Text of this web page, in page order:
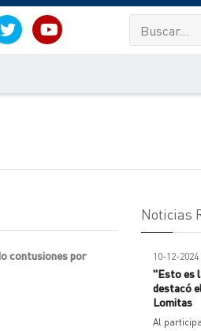
contusiones por
Noticias
10-12-2024
"Esto es
destacó
Lomitas
Al